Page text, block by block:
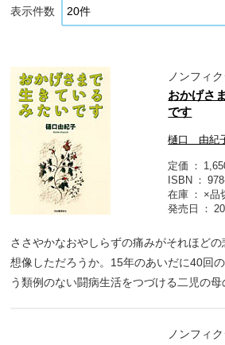
表示件数
ノンフィ
おかげさ
です
樋口 由紀
定価
ISBN
在庫
×品
発売日
ささやかなおやしらずの痛みがそれほど
想像しただろうか。15年のあいだに40回
う類例のない闘病生活をつづける二児の母
ノンフィ